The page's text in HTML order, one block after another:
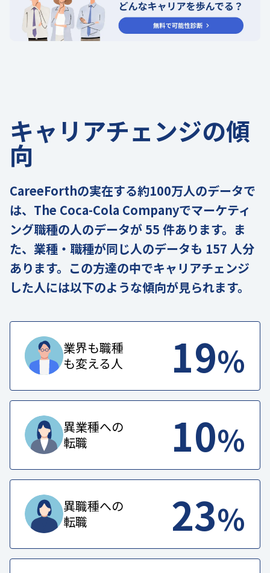
キャリアチェンジの傾
向
CareeForthの実在する約100万人のデータで
は、The Coca-Cola Companyでマーケティ
ング職種の人のデータが 55 件あります。ま
た、業種・職種が同じ人のデータも 157 人分
あります。この方達の中でキャリアチェンジ
した人には以下のような傾向が見られます。
業界も職種
も変える人
19%
異業種への
転職
10%
異職種への
転職
23%